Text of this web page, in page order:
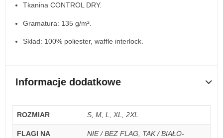
Tkanina CONTROL DRY.
Gramatura: 135 g/m².
Skład: 100% poliester, waffle interlock.
Informacje dodatkowe
ROZMIAR S, M, L, XL, 2XL
FLAGI NA
NIE / BEZ FLAG, TAK / BIAŁO-